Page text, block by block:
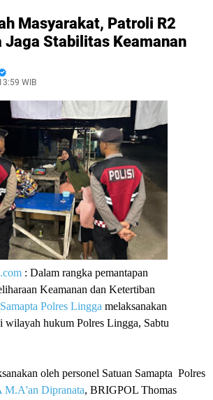
Masyarakat, Patroli R2
Jaga Stabilitas Keamanan
WIB
: Dalam rangka pemantapan
Keamanan dan Ketertiban
Polres Lingga melaksanakan
wilayah hukum Polres Lingga, Sabtu
oleh personel Satuan Samapta Polres
M.A'an Dipranata, BRIGPOL Thomas